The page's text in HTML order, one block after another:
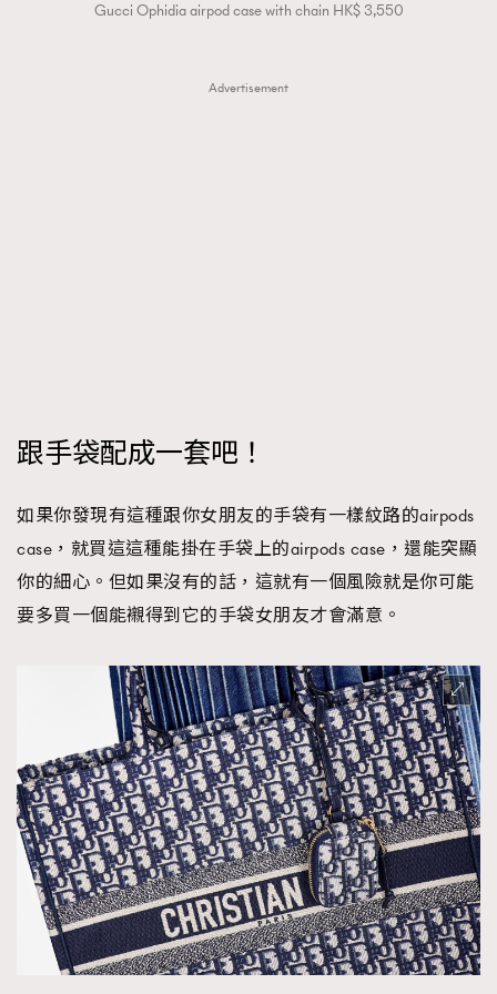
Gucci Ophidia airpod case with chain HK$ 3,550
Advertisement
跟手袋配成一套吧！
如果你發現有這種跟你女朋友的手袋有一樣紋路的airpods
case，就買這這種能掛在手袋上的airpods case，還能突顯
你的細心。但如果沒有的話，這就有一個風險就是你可能
要多買一個能襯得到它的手袋女朋友才會滿意。